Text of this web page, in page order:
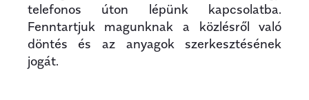
telefonos úton lépünk kapcsolatba.
Fenntartjuk magunknak a közlésről való
döntés és az anyagok szerkesztésének
jogát.